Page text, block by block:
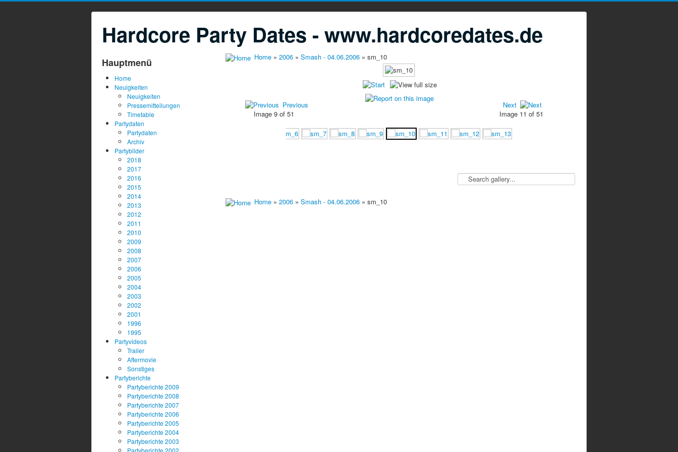
Hardcore Party Dates - www.hardcoredates.de
Hauptmenü
Home
Neuigkeiten
Neuigkeiten
Pressemitteilungen
Timetable
Partydaten
Partydaten
Archiv
Partybilder
2018
2017
2016
2015
2014
2013
2012
2011
2010
2009
2008
2007
2006
2005
2004
2003
2002
2001
1996
1995
Partyvideos
Trailer
Aftermovie
Sonstiges
Partyberichte
Partyberichte 2009
Partyberichte 2008
Partyberichte 2007
Partyberichte 2006
Partyberichte 2005
Partyberichte 2004
Partyberichte 2003
Partyberichte 2002
Home » 2006 » Smash - 04.06.2006 » sm_10
Previous
Image 9 of 51
Next
Image 11 of 51
Home » 2006 » Smash - 04.06.2006 » sm_10